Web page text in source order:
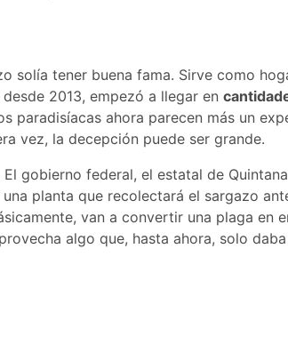
solía tener buena fama. Sirve como
2013, empezó a llegar en
paradisíacas ahora parecen más un
vez, la decepción puede ser grande.
gobierno federal, el estatal de
planta que recolectará el sargazo
van a convertir una plaga en
algo que, hasta ahora, solo